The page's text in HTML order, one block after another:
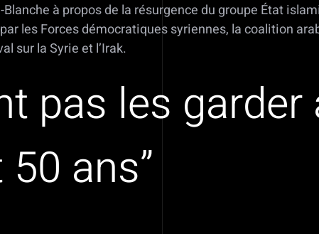
à propos de la résurgence du groupe État
les Forces démocratiques syriennes, la coalition
sur la Syrie et l’Irak.
pas les garder
ans”